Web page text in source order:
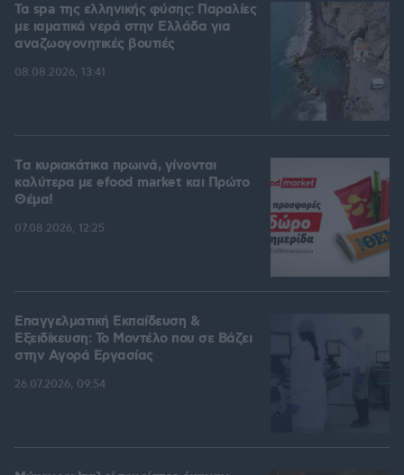
Τα spa της ελληνικής φύσης: Παραλίες
με ιαματικά νερά στην Ελλάδα για
αναζωογονητικές βουτιές
08.08.2026, 13:41
Tα κυριακάτικα πρωινά, γίνονται
καλύτερα με efood market και Πρώτο
Θέμα!
07.08.2026, 12:25
Επαγγελματική Εκπαίδευση &
Εξειδίκευση: Το Mοντέλο που σε Bάζει
στην Aγορά Eργασίας
26.07.2026, 09:54